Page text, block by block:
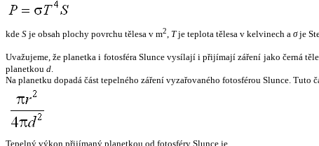
kde S je obsah plochy povrchu tělesa v m2, Tje teplota tělesa v kelvinech a σje
Uvažujeme, že planetka i fotosféra Slunce vysílají i přijímají záření jako černá
planetkou d.
Na planetku dopadá část tepelného záření vyzařovaného fotosférou Slunce.
Tepelný výkon přijímaný planetkou od fotosféry Slunce je